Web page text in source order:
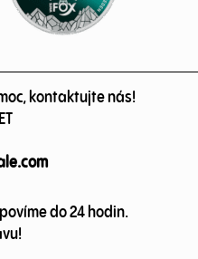
kontaktujte nás!
do 24 hodin.